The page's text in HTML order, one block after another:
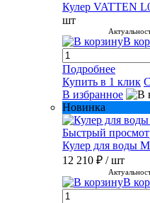
Кулер VATTEN
шт
В
Подробнее
Купить в 1 клик
В избранное
Новинка
Быстрый
Кулер для воды
12 210 ₽ / шт
В